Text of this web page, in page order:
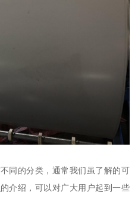
同的分类，通常我们虽了解的可
介绍，可以对广大用户起到一些